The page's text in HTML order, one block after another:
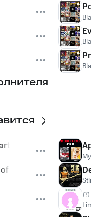
the Sky)